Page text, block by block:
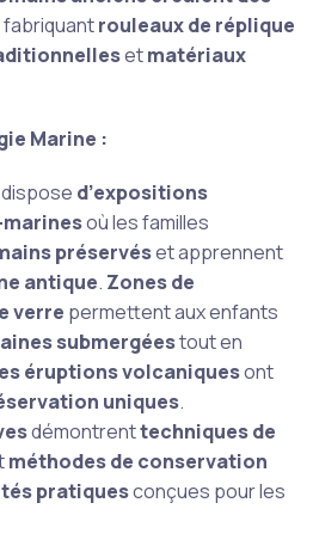
rouleaux de réplique
etmatériaux
Marine :
dispose d’expositions
où les familles
préservéset apprennent
antique. Zones de
verre permettent aux enfants
submergéestout en
éruptions volcaniquesont
uniques.
démontrenttechniques de
méthodes de conservation
pratiquesconçues pour les